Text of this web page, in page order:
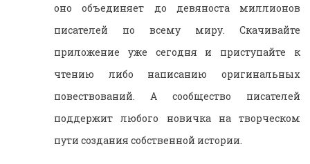
оно объединяет до девяноста миллионов
писателей по всему миру. Скачивайте
приложение уже сегодня и приступайте к
чтению либо написанию оригинальных
повествований. А сообщество писателей
поддержит любого новичка на творческом
пути создания собственной истории.